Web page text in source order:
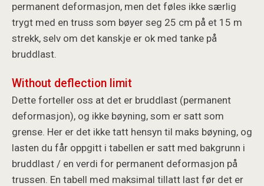
permanent deformasjon, men det føles ikke særlig
trygt med en truss som bøyer seg 25 cm på et 15 m
strekk, selv om det kanskje er ok med tanke på
bruddlast.
Without deflection limit
Dette forteller oss at det er bruddlast (permanent
deformasjon), og ikke bøyning, som er satt som
grense. Her er det ikke tatt hensyn til maks bøyning, og
lasten du får oppgitt i tabellen er satt med bakgrunn i
bruddlast / en verdi for permanent deformasjon på
trussen. En tabell med maksimal tillatt last før det er